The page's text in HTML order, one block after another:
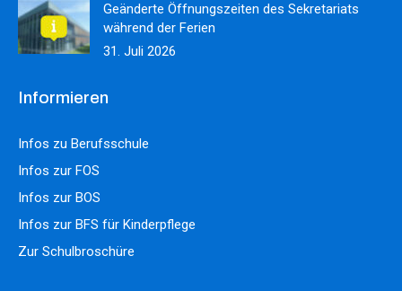
Geänderte Öffnungszeiten des Sekretariats
während der Ferien
31. Juli 2026
Informieren
Infos zu Berufsschule
Infos zur FOS
Infos zur BOS
Infos zur BFS für Kinderpflege
Zur Schulbroschüre